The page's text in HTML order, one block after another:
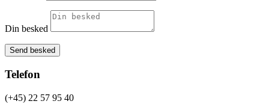
Din besked
Send besked
Telefon
(+45) 22 57 95 40